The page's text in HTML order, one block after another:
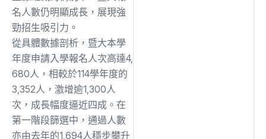
名人數仍明顯成長， 展現強
勁招生吸引力。
從具體數據剖析，暨大本學
年度申請入學報名人次高達4,
680人，相較於114學年度的
3,352人，激增逾1,300人
次，成長幅度逼近四成。在
第一階段篩選中， 通過人數
亦由去年的1,694人穩步攀升